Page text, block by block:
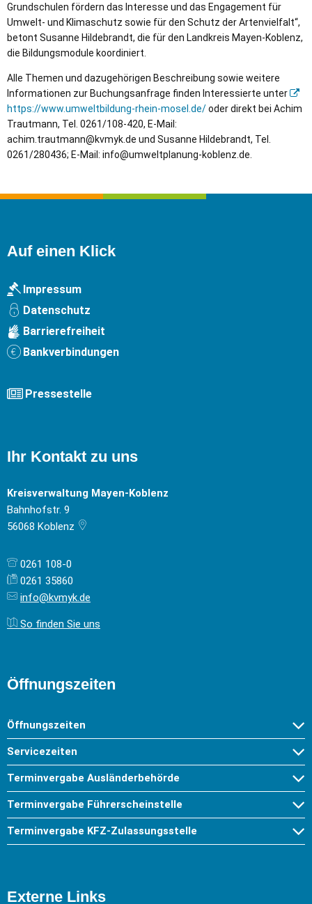
Grundschulen fördern das Interesse und das Engagement für
Umwelt- und Klimaschutz sowie für den Schutz der Artenvielfalt“,
betont Susanne Hildebrandt, die für den Landkreis Mayen-Koblenz,
die Bildungsmodule koordiniert.
Alle Themen und dazugehörigen Beschreibung sowie weitere
Informationen zur Buchungsanfrage finden Interessierte unter
https://www.umweltbildung-rhein-mosel.de/oder direkt bei Achim
Trautmann, Tel. 0261/108-420, E-Mail:
achim.trautmann@kvmyk.de und Susanne Hildebrandt, Tel.
0261/280436; E-Mail: info@umweltplanung-koblenz.de.
Auf einen Klick
Impressum
Datenschutz
Barrierefreiheit
Bankverbindungen
Pressestelle
Ihr Kontakt zu uns
Kreisverwaltung Mayen-Koblenz
Bahnhofstr. 9
56068 Koblenz
0261 108-0
0261 35860
info@kvmyk.de
So finden Sie uns
Öffnungszeiten
Öffnungszeiten
Servicezeiten
Terminvergabe Ausländerbehörde
Terminvergabe Führerscheinstelle
Terminvergabe KFZ-Zulassungsstelle
Externe Links